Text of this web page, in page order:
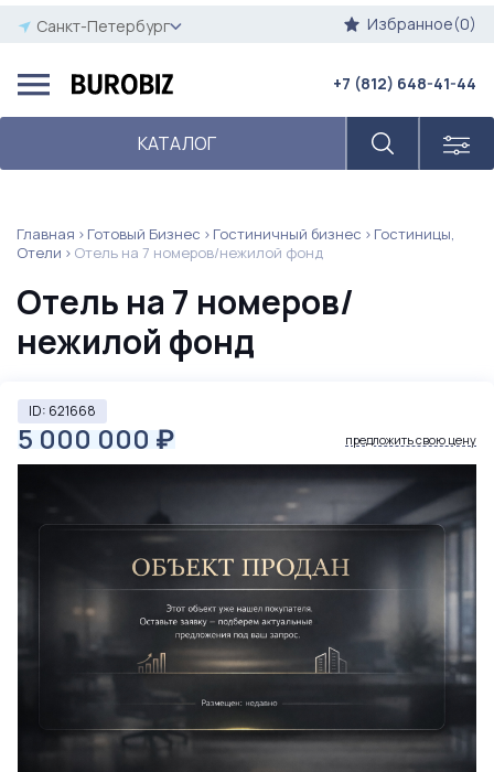
Санкт-Петербург Избранное(0)
КАТАЛОГ
+7 (812) 648-41-44
Главная Готовый Бизнес Гостиничный бизнес
Гостиницы,
Отели
Отель на 7 номеров/нежилой фонд
Отель на 7 номеров/
нежилой фонд
ID: 621668
5 000 000 ₽ предложить свою цену